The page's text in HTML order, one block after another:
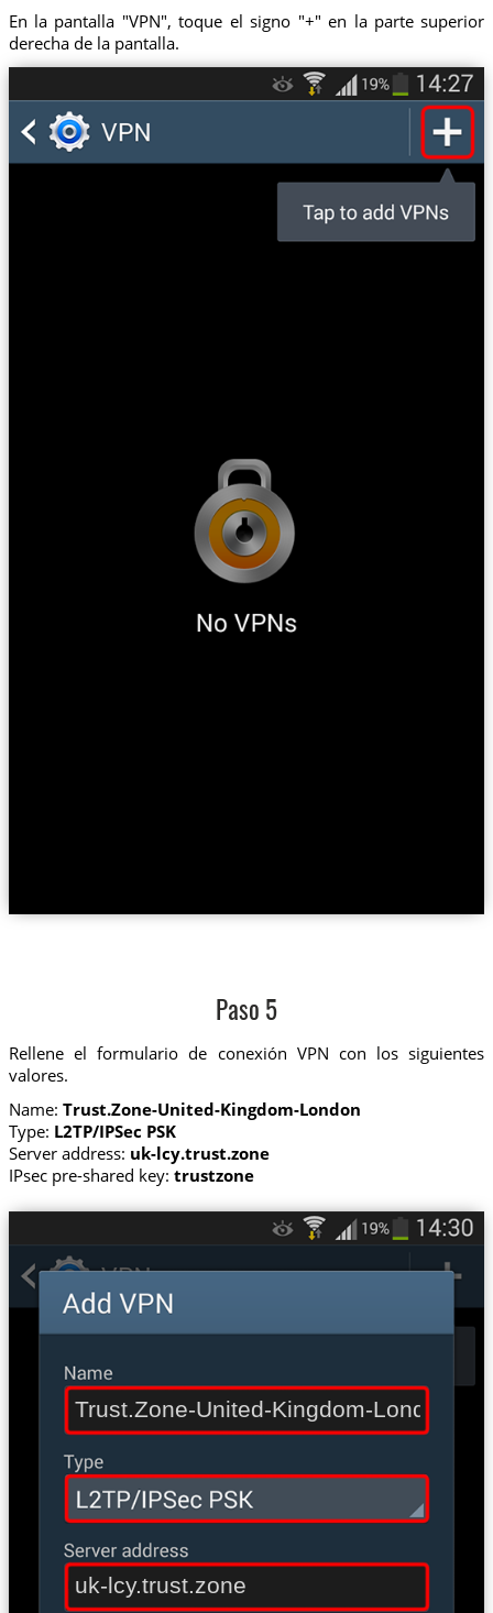
En la pantalla "VPN", toque el signo "+" en la parte superior
derecha de la pantalla.
Paso 5
Rellene el formulario de conexión VPN con los siguientes
valores.
Name: Trust.Zone-United-Kingdom-London
Type: L2TP/IPSec PSK
Server address: uk-lcy.trust.zone
IPsec pre-shared key: trustzone
Trust.Zone-United-Kingdom-London
uk-lcy.trust.zone